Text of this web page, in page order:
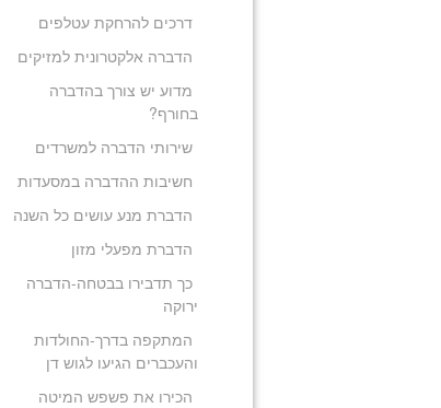
דרכים להרחקת עטלפים
הדברה אלקטרונית למזיקים
מדוע יש צורך בהדברה
בחורף?
שירותי הדברה למשרדים
חשיבות ההדברה במסעדות
הדברת מנע עושים כל השנה
הדברת מפעלי מזון
כך תדבירו בבטחה-הדברה
ירוקה
המתקפה בדרך-החולדות
והעכברים הגיעו לגוש דן
הכירו את פשפש המיטה